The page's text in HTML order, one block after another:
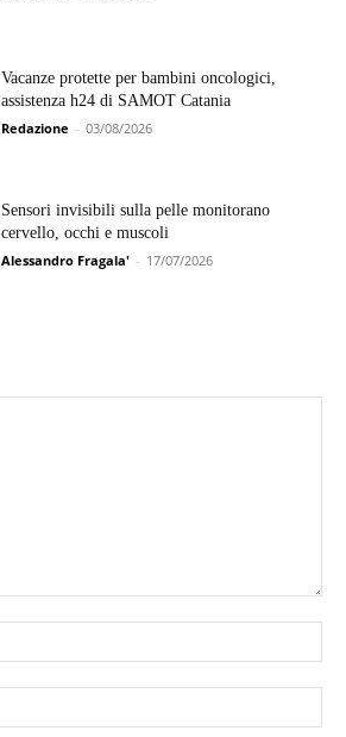
Vacanze protette per bambini oncologici,
assistenza h24 di SAMOT Catania
Redazione - 03/08/2026
Sensori invisibili sulla pelle monitorano
cervello, occhi e muscoli
Alessandro Fragala' - 17/07/2026